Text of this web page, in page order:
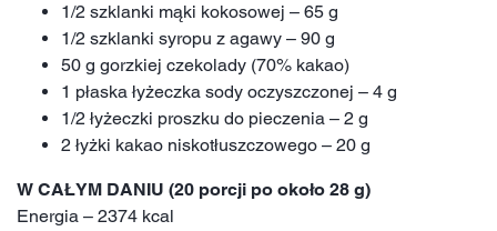
1/2 szklanki mąki kokosowej – 65 g
1/2 szklanki syropu z agawy – 90 g
50 g gorzkiej czekolady (70% kakao)
1 płaska łyżeczka sody oczyszczonej – 4 g
1/2 łyżeczki proszku do pieczenia – 2 g
2 łyżki kakao niskotłuszczowego – 20 g
W CAŁYM DANIU (20 porcji po około 28 g)
Energia – 2374 kcal